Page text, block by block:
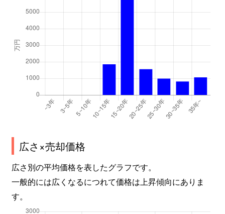
広さ×売却価格
広さ別の平均価格を表したグラフです。
一般的には広くなるにつれて価格は上昇傾向にありま
す。